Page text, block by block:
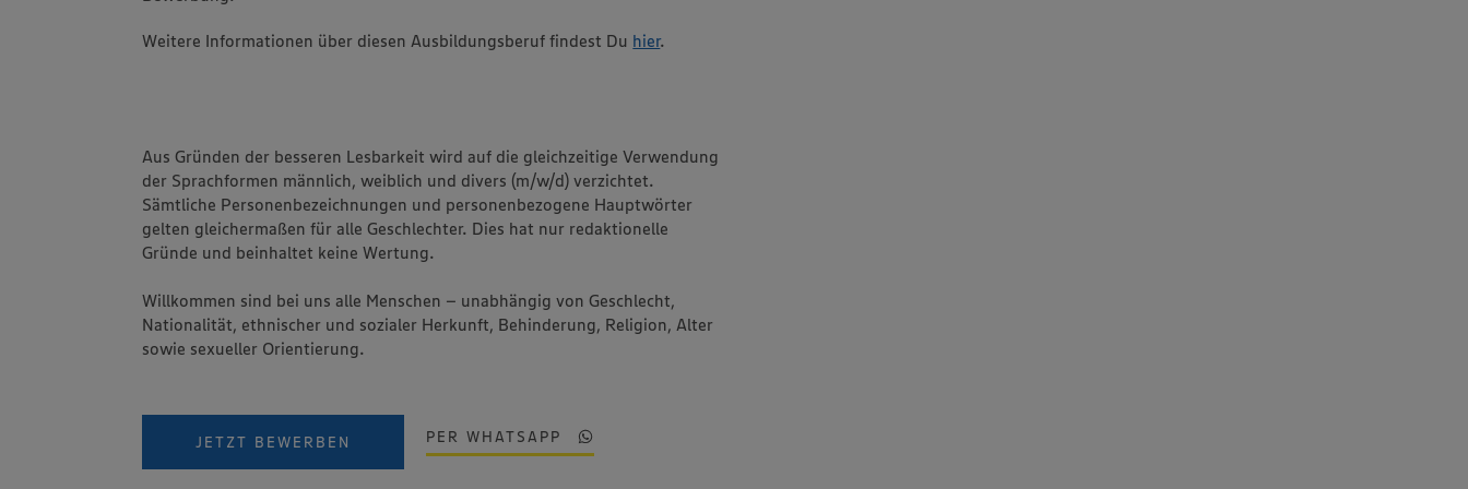
Weitere Informationen über diesen Ausbildungsberuf findest Du hier.
Aus Gründen der besseren Lesbarkeit wird auf die gleichzeitige Verwendung
der Sprachformen männlich, weiblich und divers (m/w/d) verzichtet.
Sämtliche Personenbezeichnungen und personenbezogene Hauptwörter
gelten gleichermaßen für alle Geschlechter. Dies hat nur redaktionelle
Gründe und beinhaltet keine Wertung.
Willkommen sind bei uns alle Menschen – unabhängig von Geschlecht,
Nationalität, ethnischer und sozialer Herkunft, Behinderung, Religion, Alter
sowie sexueller Orientierung.
JETZT BEWERBEN PER WHATSAPP